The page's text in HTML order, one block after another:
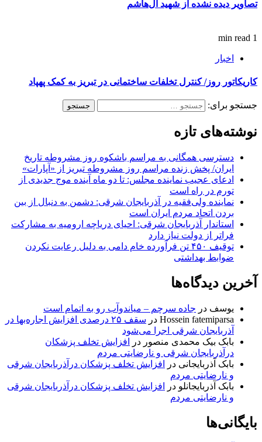
تصاویر دیده نشده از شهید آل‌هاشم
1 min read
اخبار
کاریکاتور روز/ کنترل تخلفات ساختمانی در تبریز به کمک پهپاد
جستجو برای:
نوشته‌های تازه
دسترسی همگانی به مراسم باشکوه روز مشروطه تاریخ
ایران/ پخش زنده مراسم روز مشروطه تبریز از «آپارات»
ادعای عجیب نماینده مجلس: تا دو ماه آینده موج جدیدی از
تورم در راه است
نماینده ولی‌فقیه در آذربایجان شرقی: دشمن به دنبال از بین
بردن اتحاد مردم ایران است
استاندار آذربایجان شرقی: احیای دریاچه ارومیه به مشارکت
فراتر از دولت نیاز دارد
توقیف ۴۵۰ تن فرآورده خام دامی به دلیل رعایت نکردن
ضوابط بهداشتی
آخرین دیدگاه‌ها
یوسف در جاده سرچم – میاندوآب رو به اتمام است
Hossein fatemiparsa در
سقف ۲۵ درصدی افزایش اجاره‌بها در
آذربایجان شرقی اجرا می‌شود
بابک بیک محمدی منصور در
افزایش تخلف پزشکان
درآذربایجان شرقی و نارضایتی مردم
بابک آذربایجانی در
افزایش تخلف پزشکان درآذربایجان شرقی
و نارضایتی مردم
بابک آذربایجانلو در
افزایش تخلف پزشکان درآذربایجان شرقی
و نارضایتی مردم
بایگانی‌ها